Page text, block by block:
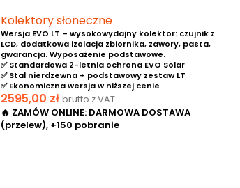
Kolektory słoneczne
Wersja EVO LT – wysokowydajny kolektor: czujnik z
LCD, dodatkowa izolacja zbiornika, zawory, pasta,
gwarancja. Wyposażenie podstawowe.
✅ Standardowa 2-letnia ochrona EVO Solar
✅ Stal nierdzewna + podstawowy zestaw LT
✅ Ekonomiczna wersja w niższej cenie
2595,00 zł brutto z VAT
🔥 ZAMÓW ONLINE: DARMOWA DOSTAWA
(przelew), +150 pobranie